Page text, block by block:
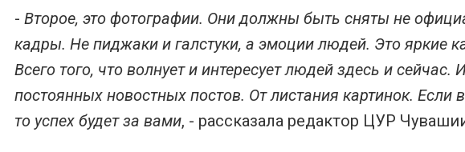
- Второе, это фотографии. Они должны быть сняты не
кадры. Не пиджаки и галстуки, а эмоции людей. Это яркие
Всего того, что волнует и интересует людей здесь и
постоянных новостных постов. От листания картинок. Если
то успех будет за вами, - рассказала редактор ЦУР